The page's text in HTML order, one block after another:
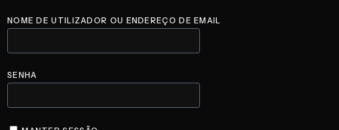
NOME DE UTILIZADOR OU ENDEREÇO DE EMAIL
SENHA